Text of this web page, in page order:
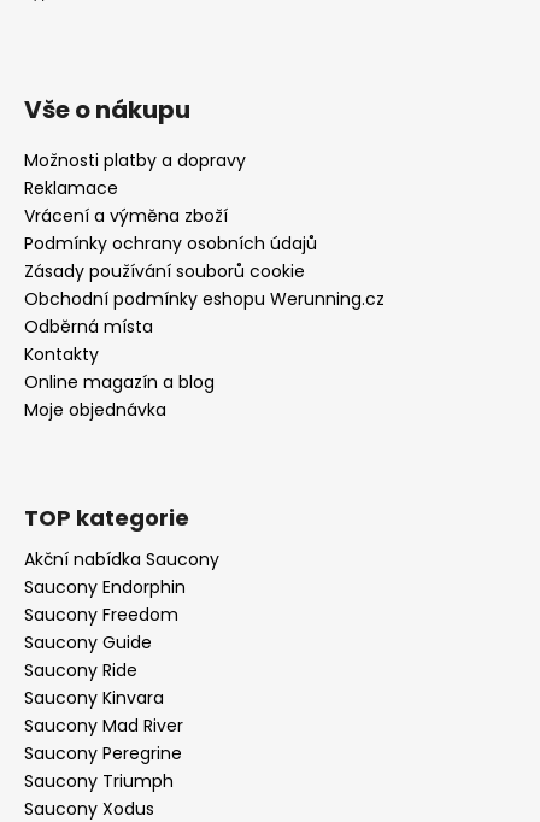
Vše o nákupu
Možnosti platby a dopravy
Reklamace
Vrácení a výměna zboží
Podmínky ochrany osobních údajů
Zásady používání souborů cookie
Obchodní podmínky eshopu Werunning.cz
Odběrná místa
Kontakty
Online magazín a blog
Moje objednávka
TOP kategorie
Akční nabídka Saucony
Saucony Endorphin
Saucony Freedom
Saucony Guide
Saucony Ride
Saucony Kinvara
Saucony Mad River
Saucony Peregrine
Saucony Triumph
Saucony Xodus